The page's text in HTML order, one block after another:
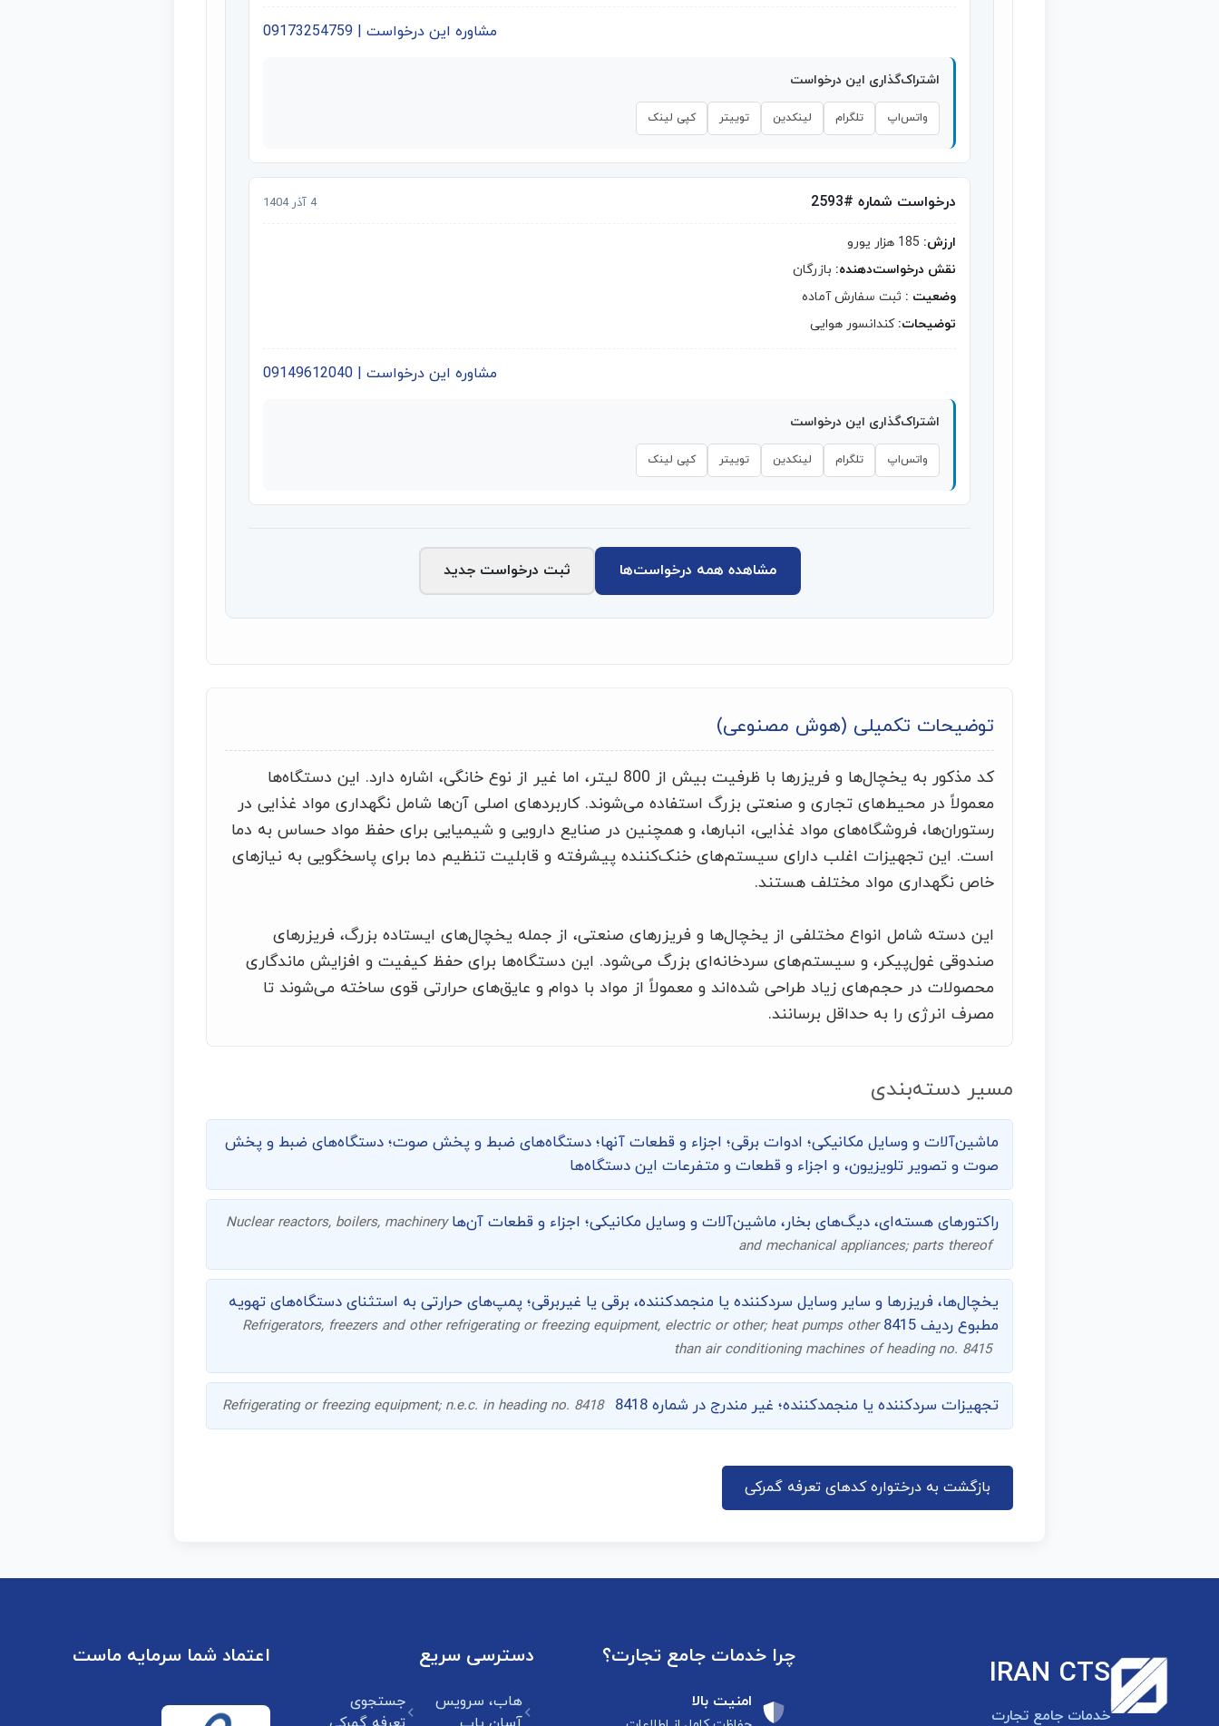
مشاوره این درخواست | 09173254759
اشتراک‌گذاری این درخواست
واتس‌اپ تلگرام لینکدین توییتر کپی لینک
درخواست شماره #2593 4 آذر 1404
ارزش:
نقش درخواست‌دهنده: بازرگان
وضعیت : ثبت سفارش آماده
توضیحات: کندانسور هوایی
مشاوره این درخواست | 09149612040
اشتراک‌گذاری این درخواست
واتس‌اپ تلگرام لینکدین توییتر کپی لینک
مشاهده همه درخواست‌ها ثبت درخواست جدید
توضیحات تکمیلی (هوش مصنوعی)
کد مذکور به یخچال‌ها و فریزرها با ظرفیت بیش از 800 لیتر، اما غیر از نوع خانگی، اشاره دارد. این دستگاه‌ها
معمولاً در محیط‌های تجاری و صنعتی بزرگ استفاده می‌شوند. کاربردهای اصلی آن‌ها شامل نگهداری مواد غذایی در
رستوران‌ها، فروشگاه‌های مواد غذایی، انبارها، و همچنین در صنایع دارویی و شیمیایی برای حفظ مواد حساس به دما
است. این تجهیزات اغلب دارای سیستم‌های خنک‌کننده پیشرفته و قابلیت تنظیم دما برای پاسخگویی به نیازهای
خاص نگهداری مواد مختلف هستند.
این دسته شامل انواع مختلفی از یخچال‌ها و فریزرهای صنعتی، از جمله یخچال‌های ایستاده بزرگ، فریزرهای
صندوقی غول‌پیکر، و سیستم‌های سردخانه‌ای بزرگ می‌شود. این دستگاه‌ها برای حفظ کیفیت و افزایش ماندگاری
محصولات در حجم‌های زیاد طراحی شده‌اند و معمولاً از مواد با دوام و عایق‌های حرارتی قوی ساخته می‌شوند تا
مصرف انرژی را به حداقل برسانند.
مسیر دسته‌بندی
ماشین‌‌آلات و وسایل مکانیکی؛ ادوات برقی؛ اجزاء و قطعات آنها؛ دستگاه‌های ضبط و پخش صوت؛ دستگاه‌های ضبط و پخش
صوت و تصویر تلویزیون، و اجزاء و قطعات و متفرعات این دستگاه‌ها
راکتورهای هسته‌ای، دیگ‌های بخار، ماشین‌آلات و وسایل مکانیکی؛ اجزاء و قطعات آن‌هاNuclear reactors, boilers, machinery
and mechanical appliances; parts thereof
یخچال‌ها، فریزرها و سایر وسایل سردکننده یا منجمدکننده، برقی یا غیربرقی؛ پمپ‌های حرارتی به استثنای دستگاه‌های تهویه
مطبوع ردیف 8415
Refrigerators, freezers and other refrigerating or freezing equipment, electric or other; heat pumps other
than air conditioning machines of heading no. 8415
تجهیزات سردکننده یا منجمدکننده؛ غیر مندرج در شماره 8418 Refrigerating or freezing equipment; n.e.c. in heading no. 8418
بازگشت به درختواره کدهای تعرفه گمرکی
IRAN CTS
خدمات جامع تجارت
چرا خدمات جامع تجارت؟
امنیت بالا
دسترسی سریع
هاب، سرویس
جستجوی
اعتماد شما سرمایه ماست